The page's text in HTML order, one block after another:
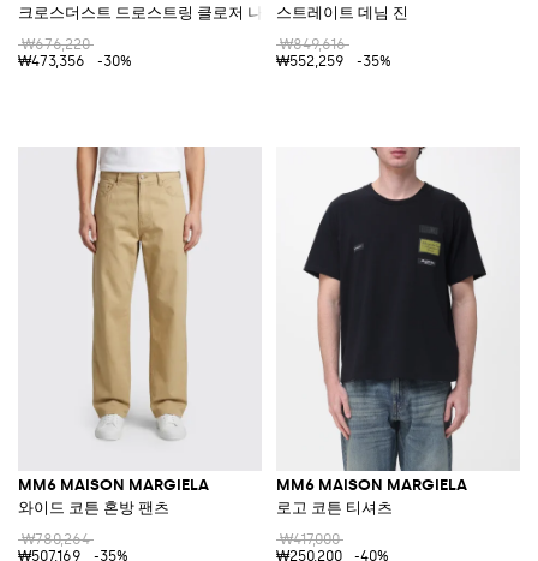
크로스더스트 드로스트링 클로저 나일론 스니커즈
₩676,220
₩473,356
-30%
스트레이트 데님 진
₩849,616
₩552,259
-35%
MM6 MAISON MARGIELA
와이드 코튼 혼방 팬츠
₩780,264
₩507,169
-35%
MM6 MAISON MARGIELA
로고 코튼 티셔츠
₩417,000
₩250,200
-40%